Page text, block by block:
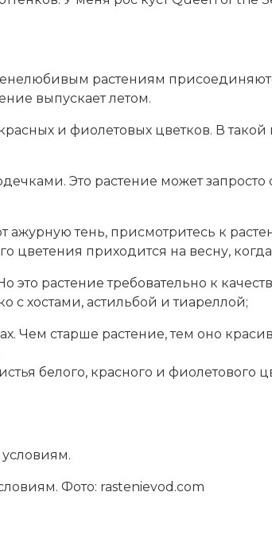
растениям
выпускает летом.
и фиолетовых цветков. В
Это растение может
ажурную тень, присмотритесь к
приходится на весну, когда
растение требовательно к
с хостами, астильбой и тиареллой;
старше растение, тем оно
белого, красного и фиолетового
Фото: rastenievod.com